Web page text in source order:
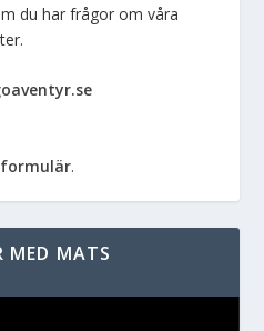
du har frågor om våra
.
MED MATS